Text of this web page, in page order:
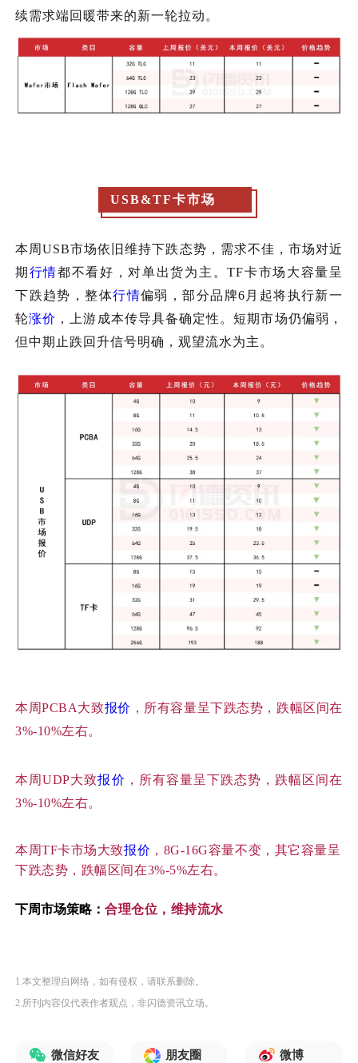
续需求端回暖带来的新一轮拉动。
USB&TF卡市场
本周USB市场依旧维持下跌态势，需求不佳，市场对近
期 行情都不看好，对单出货为主。TF卡市场大容量呈
下跌趋势，整体行情偏弱，部分品牌6月起将执行新一
轮涨价 ，上游成本传导具备确定性。短期市场仍偏弱，
但中期止跌回升信号明确，观望流水为主。
本周PCBA大致报价 ，所有容量呈下跌态势，跌幅区间在
3%-10%左右。
本周UDP大致报价 ，所有容量呈下跌态势，跌幅区间在
3%-10%左右。
本周TF卡市场大致报价 ，8G-16G容量不变，其它容量呈
下跌态势，跌幅区间在3%-5%左右。
下周市场策略：合理仓位，维持流水
1.本文整理自网络，如有侵权，请联系删除。
2.所刊内容仅代表作者观点，非闪德资讯立场。
微信好友 朋友圈 微博